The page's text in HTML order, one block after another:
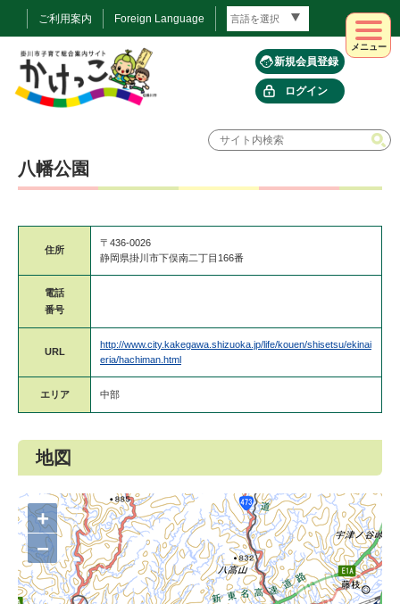
ご利用案内 Foreign Language
新規会員登録
ログイン
メニュー
八幡公園
住所
〒436-0026
静岡県掛川市下俣南二丁目166番
電話
番号
URL
http://www.city.kakegawa.shizuoka.jp/life/kouen/shisetsu/ekinai
eria/hachiman.html
エリア 中部
地図
+
−